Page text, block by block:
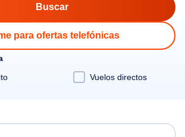
para ofertas telefónicas
Vuelos directos